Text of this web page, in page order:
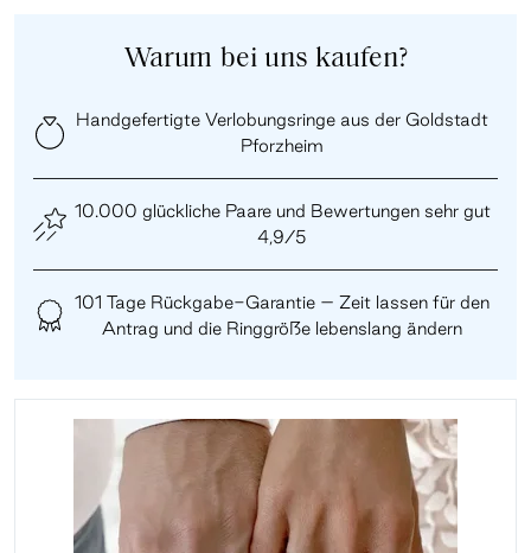
Warum bei uns kaufen?
Handgefertigte Verlobungsringe aus der Goldstadt
Pforzheim
10.000 glückliche Paare und Bewertungen sehr gut
4,9/5
101 Tage Rückgabe-Garantie – Zeit lassen für den
Antrag und die Ringgröße lebenslang ändern